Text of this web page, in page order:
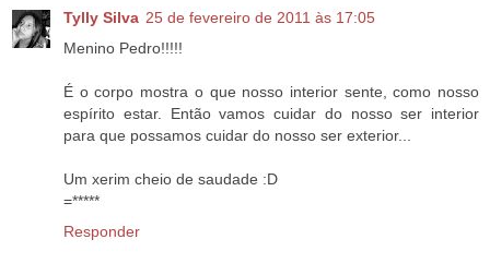
Tylly Silva 25 de fevereiro de 2011 às 17:05
Menino Pedro!!!!!
É o corpo mostra o que nosso interior sente, como nosso
espírito estar. Então vamos cuidar do nosso ser interior
para que possamos cuidar do nosso ser exterior...
Um xerim cheio de saudade :D
=*****
Responder